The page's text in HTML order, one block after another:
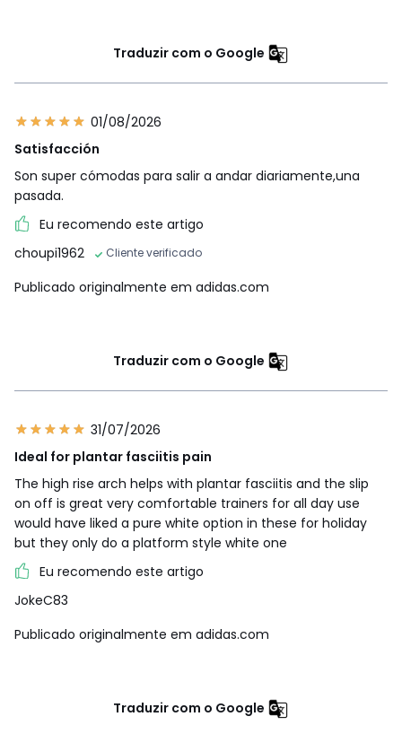
Traduzir com o Google
01/08/2026
Satisfacción
Son super cómodas para salir a andar diariamente,una
pasada.
Eu recomendo este artigo
choupi1962
Cliente verificado
Publicado originalmente em adidas.com
Traduzir com o Google
31/07/2026
Ideal for plantar fasciitis pain
The high rise arch helps with plantar fasciitis and the slip
on off is great very comfortable trainers for all day use
would have liked a pure white option in these for holiday
but they only do a platform style white one
Eu recomendo este artigo
JokeC83
Publicado originalmente em adidas.com
Traduzir com o Google